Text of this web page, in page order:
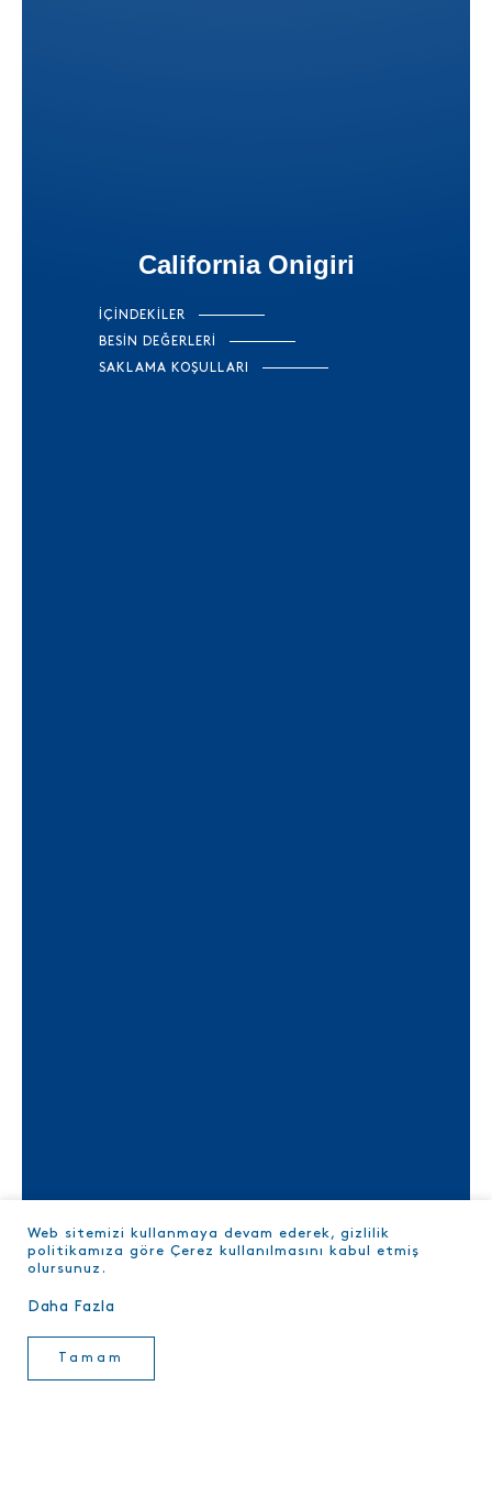
California Onigiri
İÇİNDEKİLER
BESİN DEĞERLERİ
SAKLAMA KOŞULLARI
BALIĞINI SORGULA
Web sitemizi kullanmaya devam ederek, gizlilik
politikamıza göre Çerez kullanılmasını kabul etmiş
olursunuz.
Daha Fazla
Tamam